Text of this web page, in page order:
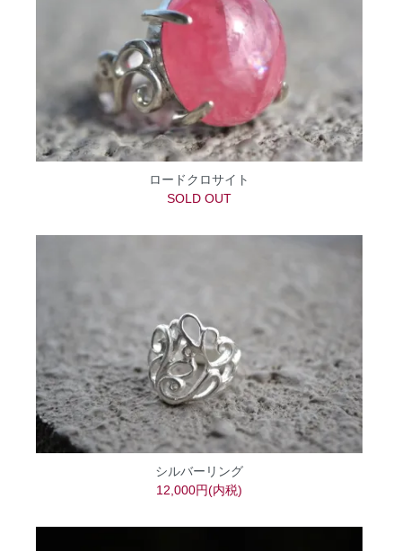
ロードクロサイト
SOLD OUT
シルバーリング
12,000円(内税)